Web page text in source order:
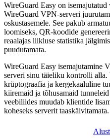
WireGuard Easy on
WireGuard VPN-serveri
oskustasemele. See pakub
loomiseks, QR-koodide
reaalajas liikluse statistika
puudutamata.
WireGuard Easy isemajutamine
serveri sinu täieliku kontrolli alla.
krüptograafia ja kergekaaluline
kiiremaid ja tõhusamaid
veebiliides muudab klientide
koheseks serverit taaskäivitamata.